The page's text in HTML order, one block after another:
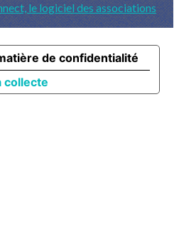
le logiciel des associations
collecte
de confidentialité